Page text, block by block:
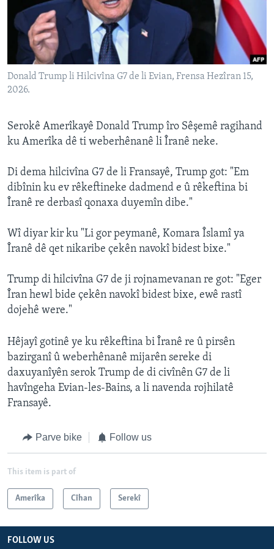
ÇAND Û HUNER
SERNIVÎS
SORANÎ
Learning English
FOLLOW US
Zimanên Din
Donald Trump li Hilcivîna G7 de li Evian, Frensa Hezîran 15,
2026.
Serokê Amerîkayê Donald Trump îro Sêşemê ragihand
ku Amerîka dê ti weberhênanê li Îranê neke.
Di dema hilcivîna G7 de li Fransayê, Trump got: "Em
dibînin ku ev rêkeftineke dadmend e û rêkeftina bi
Îranê re derbasî qonaxa duyemîn dibe."
Wî diyar kir ku "Li gor peymanê, Komara Îslamî ya
Îranê dê qet nikaribe çekên navokî bidest bixe."
Trump di hilcivîna G7 de ji rojnamevanan re got: "Eger
Îran hewl bide çekên navokî bidest bixe, ewê rastî
dojehê were."
Hêjayî gotinê ye ku rêkeftina bi Îranê re û pirsên
bazirganî û weberhênanê mijarên sereke di
daxuyanîyên serok Trump de di civînên G7 de li
havîngeha Evian-les-Bains, a li navenda rojhilatê
Fransayê.
Parve bike Follow us
This item is part of
Amerîka Cîhan Serekî
FOLLOW US